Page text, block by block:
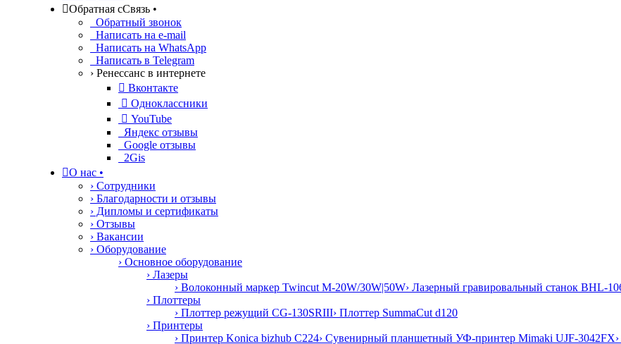
Обратная сСвязь •
Обратный звонок
Написать на e-mail
Написать на WhatsApp
Написать в Telegram
› Ренессанс в интернете
 Вконтакте
 Одноклассники
 YouTube
Яндекс отзывы
Google отзывы
2Gis
О нас •
› Сотрудники
› Благодарности и отзывы
› Дипломы и сертификаты
› Отзывы
› Вакансии
› Оборудование
› Основное оборудование
› Лазеры
› Волоконный маркер Twincut M-20W/30W|50W› Лазерный гравировальный станок
› Плоттеры
› Плоттер режущий CG-130SRIII› Плоттер SummaCut d120
› Принтеры
› Принтер Konica bizhub C224› Сувенирный планшетный УФ-принтер Mimaki UJF-3042FX